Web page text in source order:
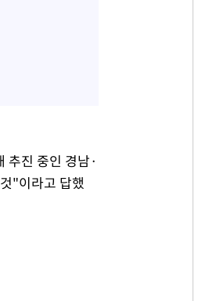
추진 중인 경남·
"이라고 답했